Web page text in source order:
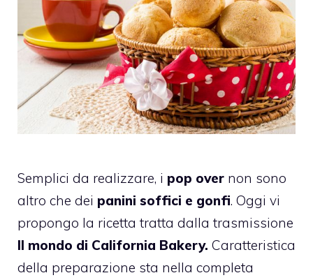
Semplici da realizzare, i pop over non sono
altro che dei panini soffici e gonfi. Oggi vi
propongo la ricetta tratta dalla trasmissione
Il mondo di California Bakery. Caratteristica
della preparazione sta nella completa